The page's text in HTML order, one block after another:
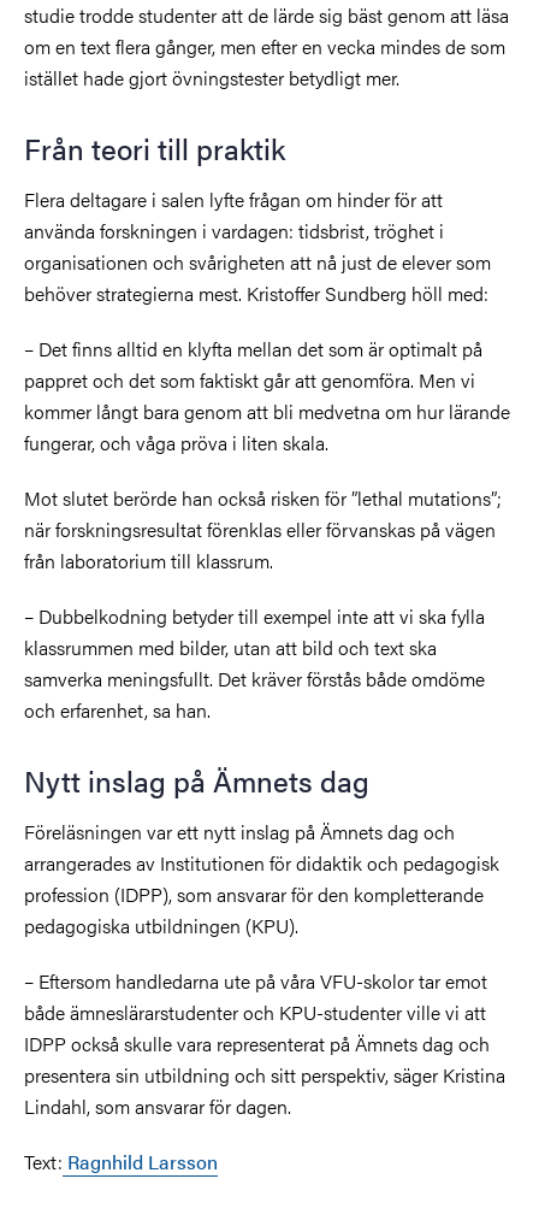
studie trodde studenter att de lärde sig bäst genom att läsa
om en text flera gånger, men efter en vecka mindes de som
istället hade gjort övningstester betydligt mer.
Från teori till praktik
Flera deltagare i salen lyfte frågan om hinder för att
använda forskningen i vardagen: tidsbrist, tröghet i
organisationen och svårigheten att nå just de elever som
behöver strategierna mest. Kristoffer Sundberg höll med:
– Det finns alltid en klyfta mellan det som är optimalt på
pappret och det som faktiskt går att genomföra. Men vi
kommer långt bara genom att bli medvetna om hur lärande
fungerar, och våga pröva i liten skala.
Mot slutet berörde han också risken för ”lethal mutations”;
när forskningsresultat förenklas eller förvanskas på vägen
från laboratorium till klassrum.
– Dubbelkodning betyder till exempel inte att vi ska fylla
klassrummen med bilder, utan att bild och text ska
samverka meningsfullt. Det kräver förstås både omdöme
och erfarenhet, sa han.
Nytt inslag på Ämnets dag
Föreläsningen var ett nytt inslag på Ämnets dag och
arrangerades av Institutionen för didaktik och pedagogisk
profession (IDPP), som ansvarar för den kompletterande
pedagogiska utbildningen (KPU).
– Eftersom handledarna ute på våra VFU-skolor tar emot
både ämneslärarstudenter och KPU-studenter ville vi att
IDPP också skulle vara representerat på Ämnets dag och
presentera sin utbildning och sitt perspektiv, säger Kristina
Lindahl, som ansvarar för dagen.
Text: Ragnhild Larsson